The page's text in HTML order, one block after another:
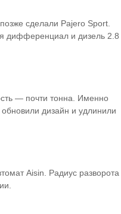
сделали Pajero Sport.
дифференциал и дизель 2.8
— почти тонна. Именно
дизайн и удлинили
Aisin. Радиус разворота